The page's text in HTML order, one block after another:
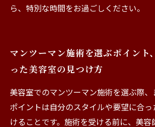
ら、特別な時間をお過ごしください。
マンツーマン施術を選ぶポイント
った美容室の見つけ方
美容室でのマンツーマン施術を選ぶ際、
ポイントは自分のスタイルや要望に合
けることです。施術を受ける前に、美容